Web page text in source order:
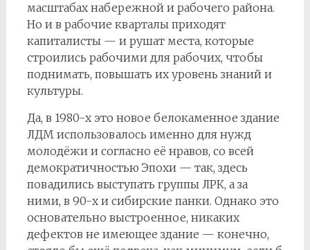
масштабах набережной и рабочего района.
Но и в рабочие кварталы приходят
капиталисты — и рушат места, которые
строились рабочими для рабочих, чтобы
поднимать, повышать их уровень знаний и
культуры.
Да, в 1980-х это новое белокаменное здание
ЛДМ использовалось именно для нужд
молодёжи и согласно её нравов, со всей
демократичностью Эпохи — так, здесь
повадились выступать группы ЛРК, а за
ними, в 90-х и сибирские панки. Однако это
основательно выстроенное, никаких
дефектов не имеющее здание — конечно,